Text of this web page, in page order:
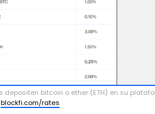
bitcoin o ether (ETH) en su
blockfi.com/rates.